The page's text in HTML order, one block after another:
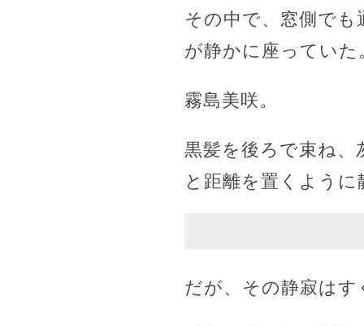
その中で、窓側で
が静かに座っていた
霧島美咲。
黒髪を後ろで束ね、
と距離を置くように
だが、その静寂はす